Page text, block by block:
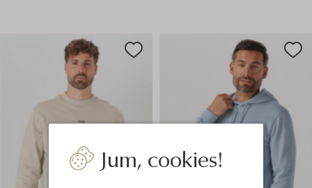
Jum, cookies!